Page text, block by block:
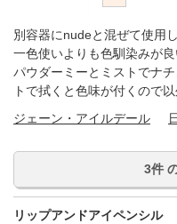
別容器にnudeと混ぜて使用
一色使いよりも色馴染みが
パウダーミーとミストでナ
トで拭くと色味が付くので
ジェーン・アイルデール
3件
リップアンドアイペンシル